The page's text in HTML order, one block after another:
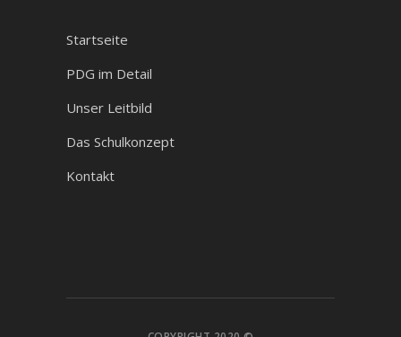
Startseite
PDG im Detail
Unser Leitbild
Das Schulkonzept
Kontakt